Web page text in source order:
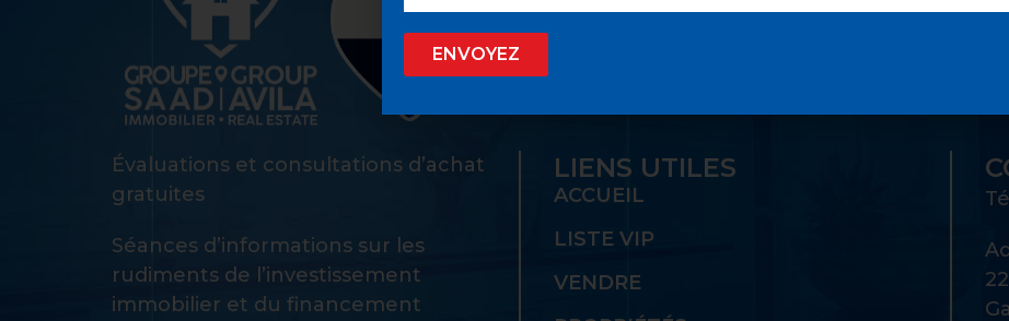
Évaluations et consultations d’achat
gratuites
Séances d’informations sur les
rudiments de l’investissement
immobilier et du financement
LIENS UTILES
ACCUEIL
LISTE VIP
VENDRE
ENVOYEZ